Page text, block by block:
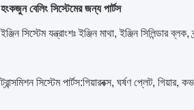
হংকজুন বেলিং সিস্টেমের জন্য পার্টস
ইঞ্জিন সিস্টেম যন্ত্রাংশঃ ইঞ্জিন মাথা, ইঞ্জিন সিলিন্ডার
ট্রান্সমিশন সিস্টেম পার্টস:গিয়ারবক্স, ঘর্ষণ প্লেট,